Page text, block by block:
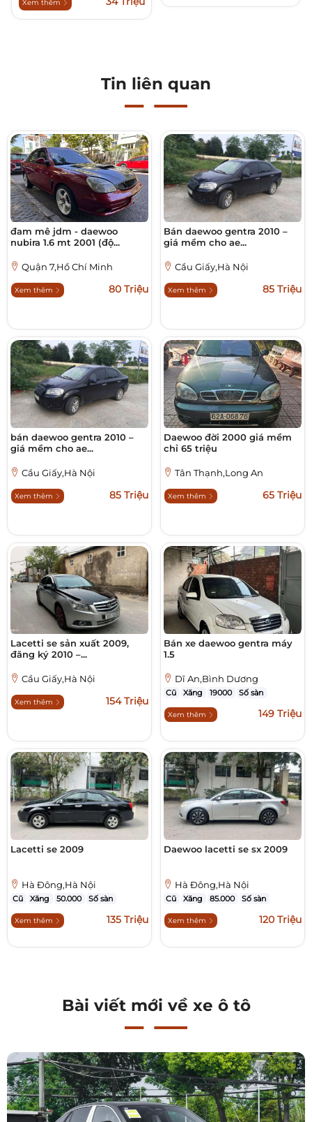
Xem thêm
Tin liên quan
đam mê jdm - daewoo
nubira 1.6 mt 2001 (độ...
Quận 7,Hồ Chí Minh
Xem thêm 80 Triệu
Bán daewoo gentra 2010 –
giá mềm cho ae...
Cầu Giấy,Hà Nội
Xem thêm 85 Triệu
bán daewoo gentra 2010 –
giá mềm cho ae...
Cầu Giấy,Hà Nội
Xem thêm 85 Triệu
Daewoo đời 2000 giá mềm
chỉ 65 triệu
Tân Thạnh,Long An
Xem thêm 65 Triệu
Lacetti se sản xuất 2009,
đăng ký 2010 –...
Cầu Giấy,Hà Nội
Xem thêm 154 Triệu
Bán xe daewoo gentra máy
1.5
Dĩ An,Bình Dương
Cũ Xăng 19000 Số sàn
Xem thêm 149 Triệu
Lacetti se 2009
Hà Đông,Hà Nội
Cũ Xăng 50.000 Số sàn
Xem thêm 135 Triệu
Daewoo lacetti se sx 2009
Hà Đông,Hà Nội
Cũ Xăng 85.000 Số sàn
Xem thêm 120 Triệu
Bài viết mới về xe ô tô